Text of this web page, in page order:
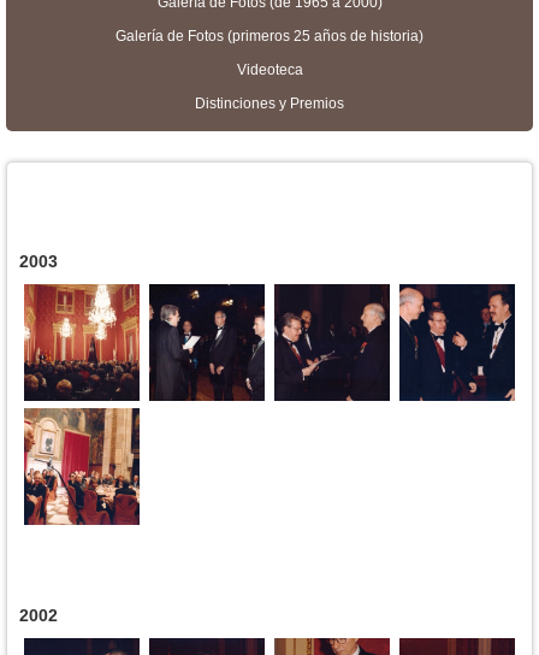
Galería de Fotos (primeros 25 años de historia)
Videoteca
Distinciones y Premios
2003
2002